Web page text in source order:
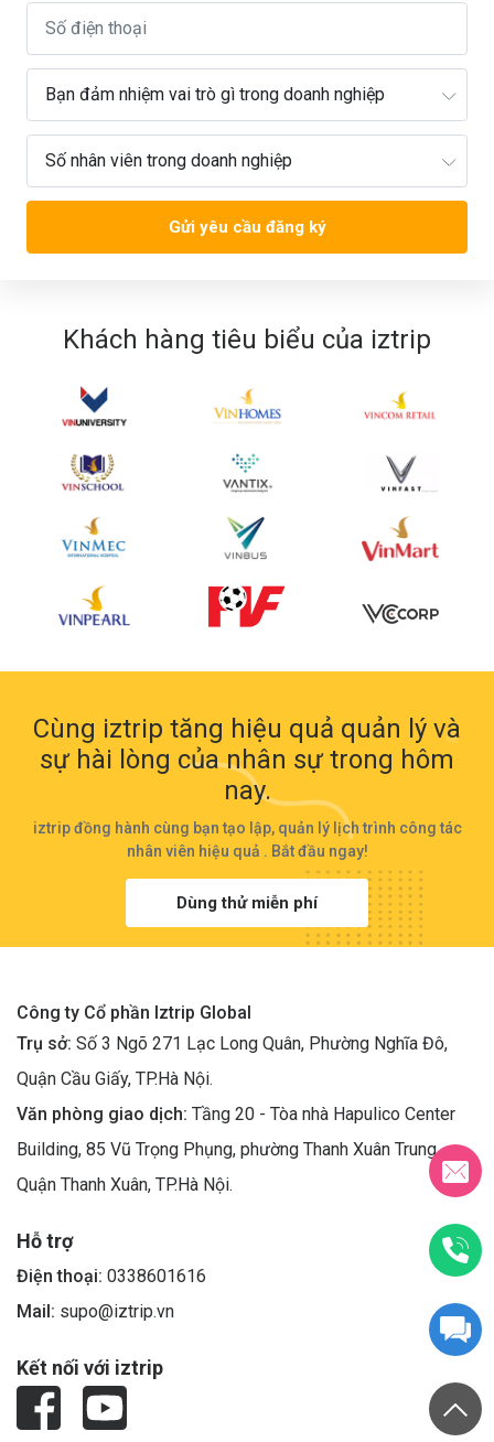
Gửi yêu cầu đăng ký
Khách hàng tiêu biểu của iztrip
Cùng iztrip tăng hiệu quả quản lý và
sự hài lòng của nhân sự trong hôm
nay.
iztrip đồng hành cùng bạn tạo lập, quản lý lịch trình công tác
nhân viên hiệu quả . Bắt đầu ngay!
Dùng thử miễn phí
Công ty Cổ phần Iztrip Global
Trụ sở: Số 3 Ngõ 271 Lạc Long Quân, Phường Nghĩa Đô,
Quận Cầu Giấy, TP.Hà Nội.
Văn phòng giao dịch: Tầng 20 - Tòa nhà Hapulico Center
Building, 85 Vũ Trọng Phụng, phường Thanh Xuân Trung,
Quận Thanh Xuân, TP.Hà Nội.
Hỗ trợ
Điện thoại: 0338601616
Mail: supo@iztrip.vn
Kết nối với iztrip